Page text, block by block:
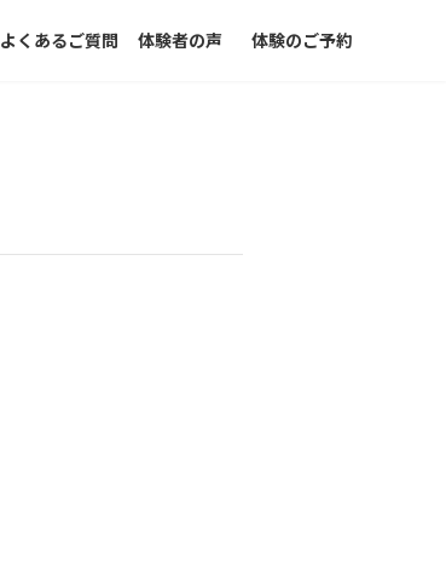
よくあるご質問 体験者の声 体験のご予約